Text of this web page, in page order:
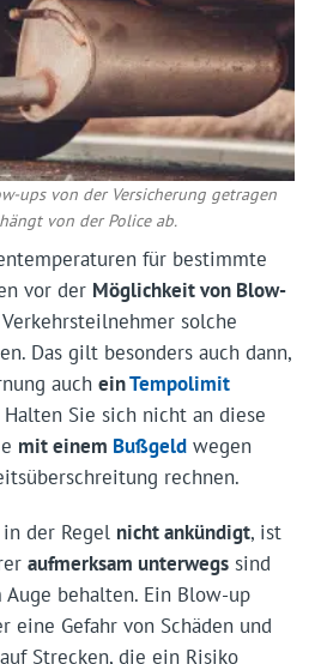
ups von der Versicherung getragen
von der Police ab.
für bestimmte
vor der Möglichkeit von Blow-
solche
Das gilt besonders auch dann,
auch einTempolimit
Sie sich nicht an diese
mit einem Bußgeldwegen
rechnen.
der Regel nicht ankündigt, ist
aufmerksam unterwegssind
behalten. Ein Blow-up
eine Gefahr von Schäden und
Strecken, die ein Risiko